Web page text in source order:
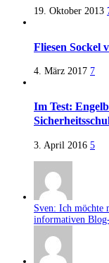
19. Oktober 2013
Fliesen Sockel
4. März 2017 7
Im Test:
3. April 2016 5
Sven: Ich möchte
informativen